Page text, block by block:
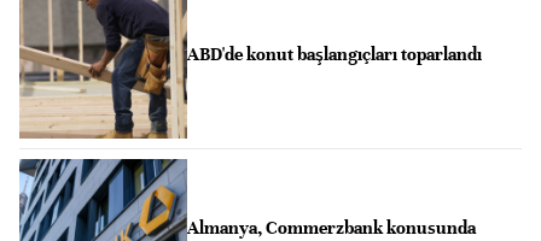
ABD'de konut başlangıçları toparlandı
Almanya, Commerzbank konusunda